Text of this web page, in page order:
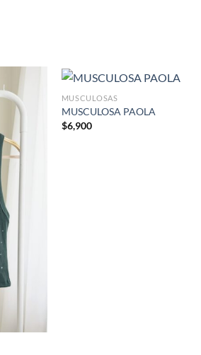
MUSCULOSAS
MUSCULOSA PAOLA
$6,900